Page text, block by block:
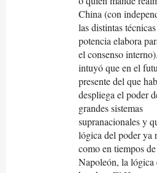
China (con
las distintas
potencia elabora
el consenso
intuyó que en el
presente del que
despliega el poder
grandes sistemas
supranacionales y
lógica del poder ya
como en tiempos de
Napoleón, la lógica